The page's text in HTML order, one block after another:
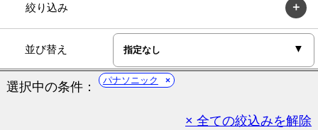
絞り込み
並び替え
選択中の条件： パナソニック
× 全ての絞込みを解除